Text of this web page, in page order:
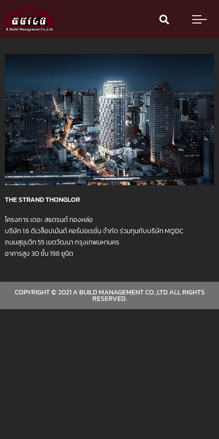
content
THE STRAND THONGLOR
โครงการ เดอะ สแตรนด์ ทองหล่อ
บริษัท 1.6 ดีเวล็อปเม้นต์ คอร์ปอเรชั่น จำกัด ร่วมทุนกับบริษัท MQDC
ถนนสุขุมวิท 55 เขตวัฒนา กรุงเทพมหานคร
อาคารสูง 30 ชั้น 198 ยูนิต
COPYRIGHT © 2021 A BUILD MANAGEMENT CO.,LTD ALL RIGHTS
RESERVED.